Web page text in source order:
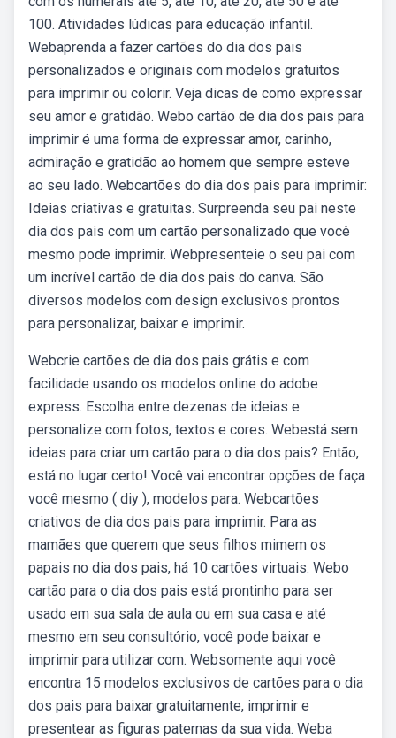
100. Atividades lúdicas para educação infantil.
Webaprenda a fazer cartões do dia dos pais
personalizados e originais com modelos gratuitos
para imprimir ou colorir. Veja dicas de como expressar
seu amor e gratidão. Webo cartão de dia dos pais para
imprimir é uma forma de expressar amor, carinho,
admiração e gratidão ao homem que sempre esteve
ao seu lado. Webcartões do dia dos pais para imprimir:
Ideias criativas e gratuitas. Surpreenda seu pai neste
dia dos pais com um cartão personalizado que você
mesmo pode imprimir. Webpresenteie o seu pai com
um incrível cartão de dia dos pais do canva. São
diversos modelos com design exclusivos prontos
para personalizar, baixar e imprimir.
Webcrie cartões de dia dos pais grátis e com
facilidade usando os modelos online do adobe
express. Escolha entre dezenas de ideias e
personalize com fotos, textos e cores. Webestá sem
ideias para criar um cartão para o dia dos pais? Então,
está no lugar certo! Você vai encontrar opções de faça
você mesmo ( diy ), modelos para. Webcartões
criativos de dia dos pais para imprimir. Para as
mamães que querem que seus filhos mimem os
papais no dia dos pais, há 10 cartões virtuais. Webo
cartão para o dia dos pais está prontinho para ser
usado em sua sala de aula ou em sua casa e até
mesmo em seu consultório, você pode baixar e
imprimir para utilizar com. Websomente aqui você
encontra 15 modelos exclusivos de cartões para o dia
dos pais para baixar gratuitamente, imprimir e
presentear as figuras paternas da sua vida. Weba